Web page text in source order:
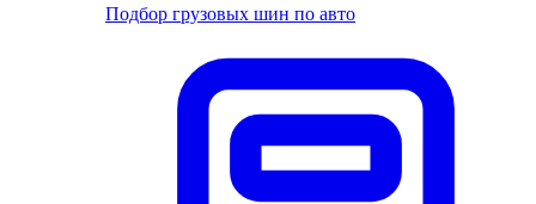
Подбор грузовых шин по авто